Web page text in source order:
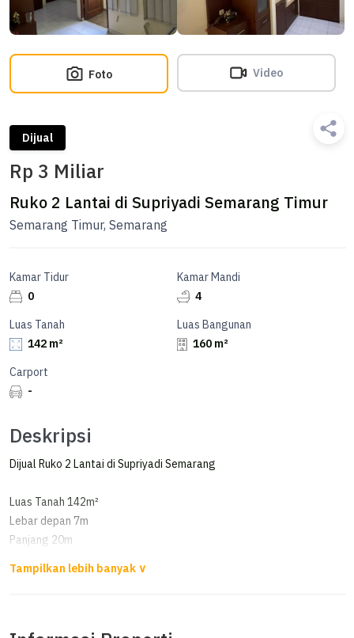
Foto Video
Dijual
Rp 3 Miliar
Ruko 2 Lantai di Supriyadi Semarang Timur
Semarang Timur, Semarang
Kamar Tidur
0
Kamar Mandi
4
Luas Tanah
142 m²
Luas Bangunan
160 m²
Carport
-
Deskripsi
Dijual Ruko 2 Lantai di Supriyadi Semarang
Luas Tanah 142m²
Lebar depan 7m
Panjang 20m
Kamar Tidur 2+1
Sertifikat HM